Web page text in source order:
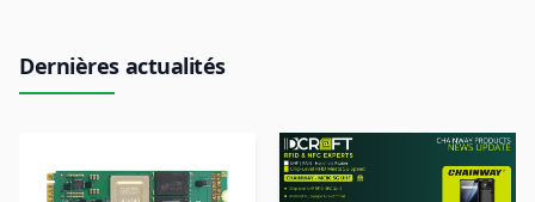
Dernières actualités